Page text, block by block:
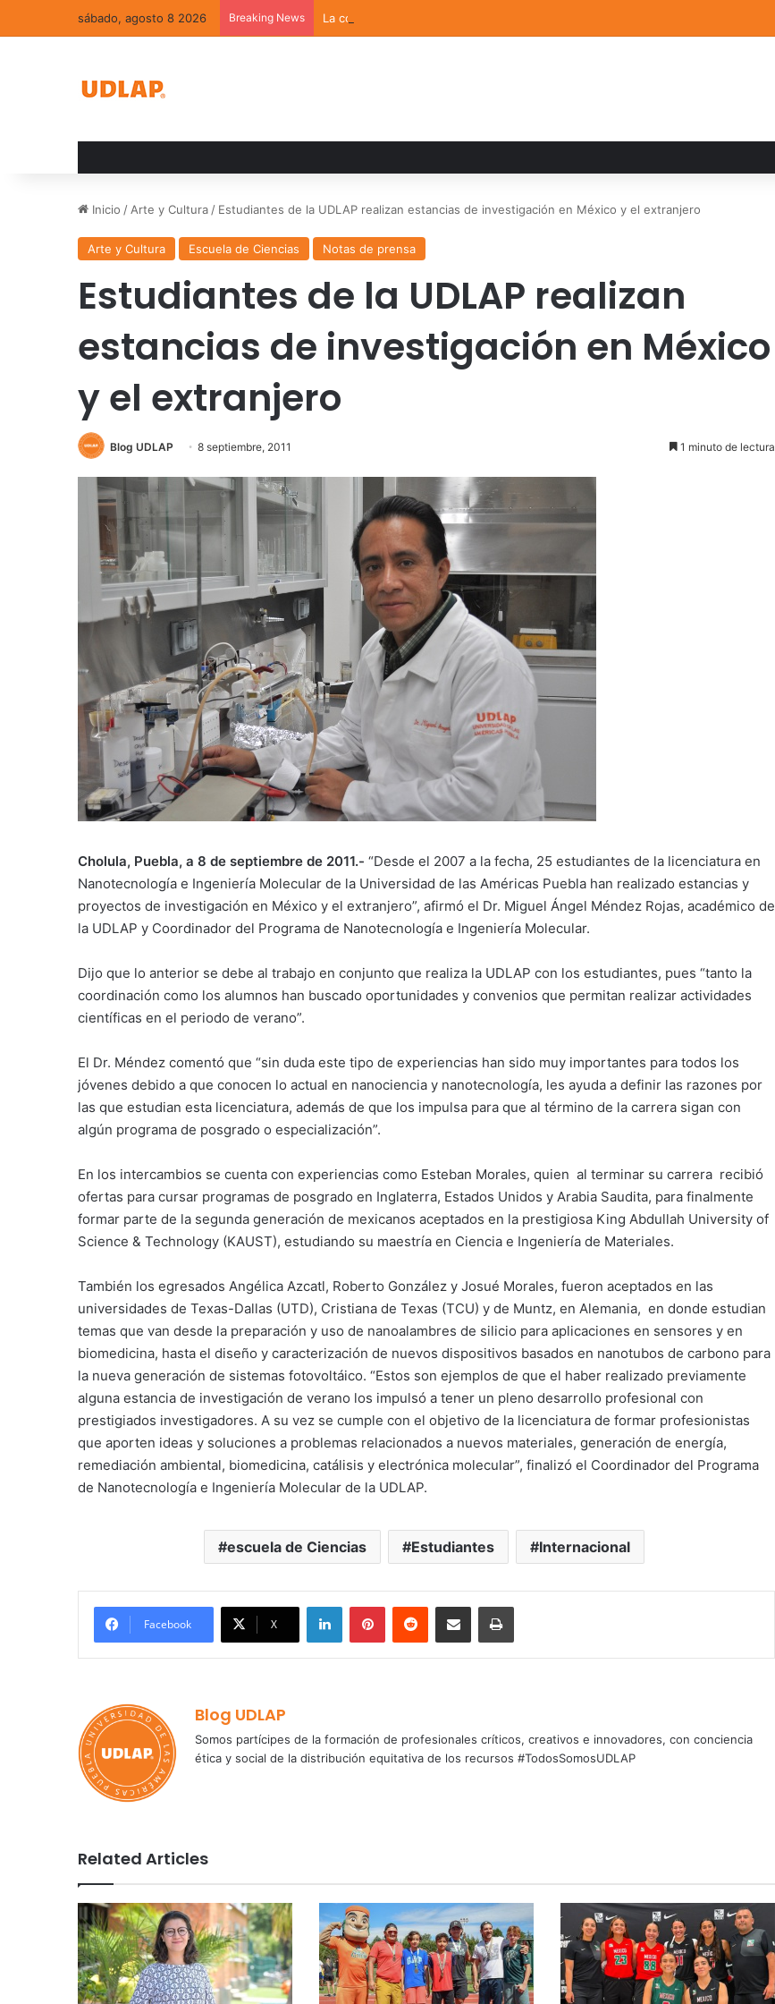
sábado, agosto 8 2026 Breaking News La convivencia familiar marca el cierre del Curso de Verano de Escuelas Aztecas
Inicio / Arte y Cultura / Estudiantes de la UDLAP realizan estancias de investigación en México y el extranjero
Arte y Cultura Escuela de Ciencias Notas de prensa
Estudiantes de la UDLAP realizan
estancias de investigación en México
y el extranjero
Blog UDLAP 8 septiembre, 2011 1 minuto de lectura
Cholula, Puebla, a 8 de septiembre de 2011.- “Desde el 2007 a la fecha, 25 estudiantes de la licenciatura en
Nanotecnología e Ingeniería Molecular de la Universidad de las Américas Puebla han realizado estancias y
proyectos de investigación en México y el extranjero”, afirmó el Dr. Miguel Ángel Méndez Rojas, académico de
la UDLAP y Coordinador del Programa de Nanotecnología e Ingeniería Molecular.
Dijo que lo anterior se debe al trabajo en conjunto que realiza la UDLAP con los estudiantes, pues “tanto la
coordinación como los alumnos han buscado oportunidades y convenios que permitan realizar actividades
científicas en el periodo de verano”.
El Dr. Méndez comentó que “sin duda este tipo de experiencias han sido muy importantes para todos los
jóvenes debido a que conocen lo actual en nanociencia y nanotecnología, les ayuda a definir las razones por
las que estudian esta licenciatura, además de que los impulsa para que al término de la carrera sigan con
algún programa de posgrado o especialización”.
En los intercambios se cuenta con experiencias como Esteban Morales, quien al terminar su carrera recibió
ofertas para cursar programas de posgrado en Inglaterra, Estados Unidos y Arabia Saudita, para finalmente
formar parte de la segunda generación de mexicanos aceptados en la prestigiosa King Abdullah University of
Science & Technology (KAUST), estudiando su maestría en Ciencia e Ingeniería de Materiales.
También los egresados Angélica Azcatl, Roberto González y Josué Morales, fueron aceptados en las
universidades de Texas-Dallas (UTD), Cristiana de Texas (TCU) y de Muntz, en Alemania, en donde estudian
temas que van desde la preparación y uso de nanoalambres de silicio para aplicaciones en sensores y en
biomedicina, hasta el diseño y caracterización de nuevos dispositivos basados en nanotubos de carbono para
la nueva generación de sistemas fotovoltáico. “Estos son ejemplos de que el haber realizado previamente
alguna estancia de investigación de verano los impulsó a tener un pleno desarrollo profesional con
prestigiados investigadores. A su vez se cumple con el objetivo de la licenciatura de formar profesionistas
que aporten ideas y soluciones a problemas relacionados a nuevos materiales, generación de energía,
remediación ambiental, biomedicina, catálisis y electrónica molecular”, finalizó el Coordinador del Programa
de Nanotecnología e Ingeniería Molecular de la UDLAP.
escuela de Ciencias Estudiantes Internacional
Facebook X
LinkedInPinterestReddit Share via Email Print
Blog UDLAP
Somos partícipes de la formación de profesionales críticos, creativos e innovadores, con conciencia
ética y social de la distribución equitativa de los recursos #TodosSomosUDLAP
Related Articles